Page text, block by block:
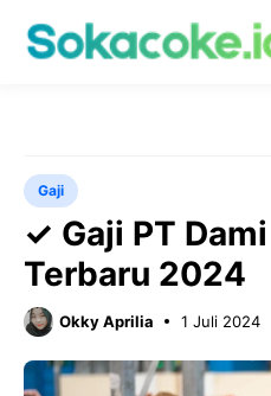
Gaji
✓ Gaji PT
Terbaru 2024
Okky Aprilia 1 Juli 2024